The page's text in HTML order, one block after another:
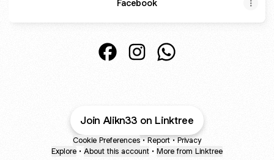
Facebook
Join Alikn33 on Linktree
Cookie Preferences • Report • Privacy
Explore • About this account • More from Linktree